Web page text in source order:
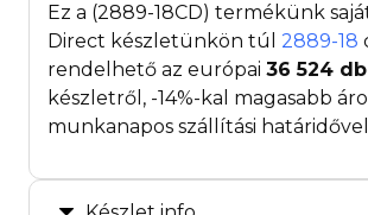
Ez a (2889-18CD) termékünk
Direct készletünkön túl 2889-18
rendelhető az európai 36 524 db
készletről, -14%-kal magasabb
munkanapos szállítási